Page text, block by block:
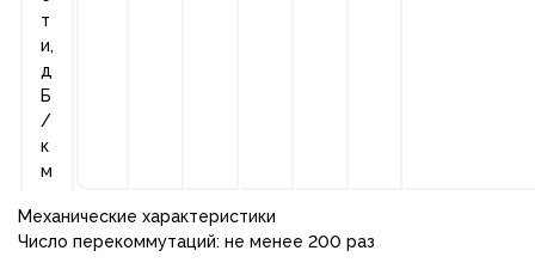
т
и,
д
Б
/
к
м
Механические характеристики
Число перекоммутаций: не менее 200 раз